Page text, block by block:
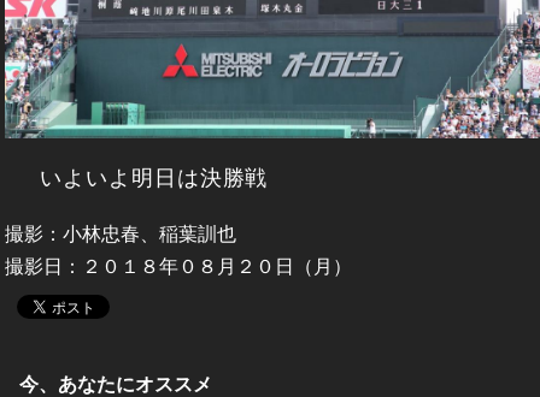
いよいよ明日は決勝戦
撮影：小林忠春、稲葉訓也
撮影日：２０１８年０８月２０日（月）
今、あなたにオススメ